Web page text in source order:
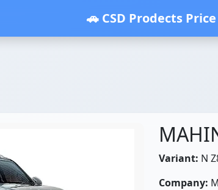
🚗 CSD Prodects Price
Variant: N
Company: